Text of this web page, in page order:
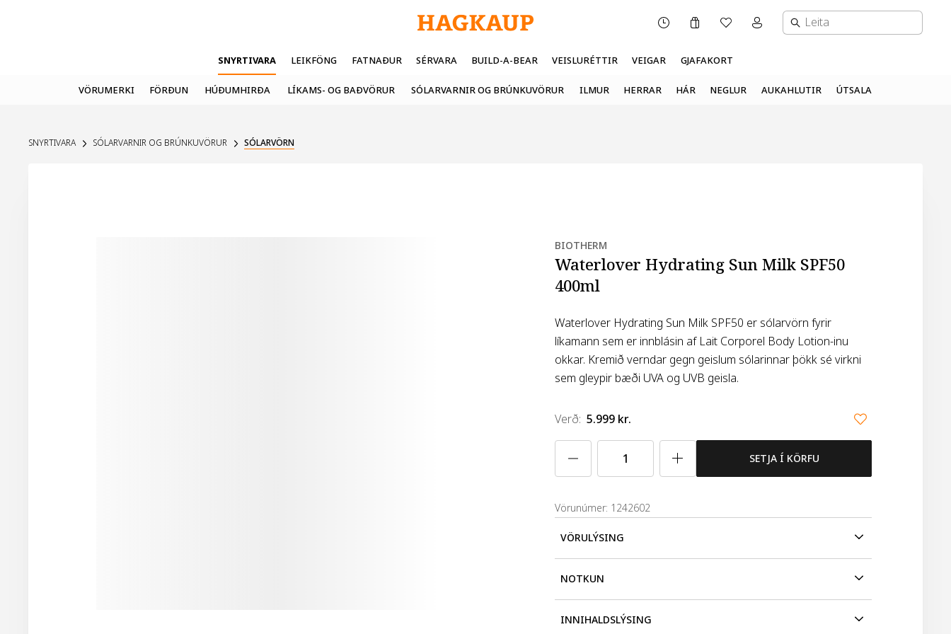
Karfa ÓskalistiMínar síður valmynd
SNYRTIVARA LEIKFÖNG FATNAÐUR SÉRVARA BUILD-A-BEAR VEISLURÉTTIR VEIGAR GJAFAKORT
VÖRUMERKI FÖRÐUN HÚÐUMHIRÐA LÍKAMS- OG BAÐVÖRUR SÓLARVARNIR OG BRÚNKUVÖRUR ILMUR HERRAR HÁR NEGLUR AUKAHLUTIR ÚTSALA
SNYRTIVARA SÓLARVARNIR OG BRÚNKUVÖRUR SÓLARVÖRN
BIOTHERM
Waterlover Hydrating Sun Milk SPF50
400ml
Waterlover Hydrating Sun Milk SPF50 er sólarvörn fyrir
líkamann sem er innblásin af Lait Corporel Body Lotion-inu
okkar. Kremið verndar gegn geislum sólarinnar þökk sé virkni
sem gleypir bæði UVA og UVB geisla.
Verð: 5.999 kr.
SETJA Í KÖRFU
Vörunúmer: 1242602
VÖRULÝSING
Waterlover Hydrating Sun Milk SPF50 er sólarvörn fyrir líkamann
sem er innblásin af Lait Corporel Body Lotion-inu okkar. Kremið
verndar gegn geislum sólarinnar þökk sé virkni sem gleypir bæði
NOTKUN
Berðu sólarvörnina á húð áður en hún kemst í snertingu við sól.
INNIHALDSLÝSING